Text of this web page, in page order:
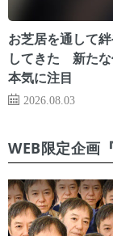
お芝居を通して
してきた 新たな
本気に注目
2026.08.03
WEB限定企画